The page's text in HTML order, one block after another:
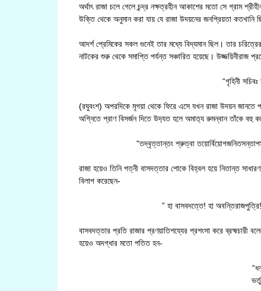
অর্থাৎ রাজা চলে গেলে চন্দ্র নক্ষত্রহীন আকাশের মতো সে গ্রাম
উক্তি থেকে অনুমান করা যায় যে রাজা উদয়নের জনপ্রিয়তা কতখানি
আদর্শ প্রেমিকের সকল গুনেই তার মধ্যে বিদ্যমান ছিল। তার
নাটকের শুরু থেকে সমাপ্তি পর্যন্ত সঞ্চারিত হয়েছে। উজ্জয়িনীরাজ
“গৃহিনী
(রঘুবংশ) অপরদিকে মৃগয়া থেকে ফিরে এসে যখন রাজা উদয়ন জানতে
অগ্নিতে প্রাণ বিসর্জন দিতে উদ‍্যত হলে অমাত‍্য রুমন্বান তাঁকে বহু
“তদ্বৃত্তান্তং শ্রুত্বা
রাজা হয়েও তিনি পত্নী বাসদত্তার শোকে বিহ্বল হয়ে নিতান্ত
বিলাপ করেছেন-
” হা বাসবদত্তে! হা
বাসবদত্তার প্রতি রাজার প্রণয়াতিশয্যের প্রশংসা করে ব্রহ্মচারী
হয়েও অদগ্ধার মতো পতিত হন-